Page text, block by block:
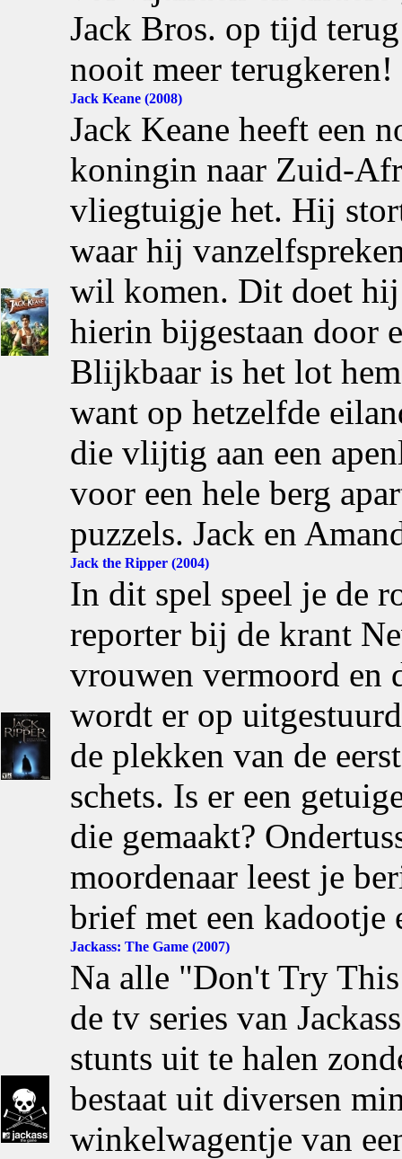
Jack Bros. op tijd
nooit meer terugkeren!
Jack Keane (2008)
Jack Keane heeft een
koningin naar Zuid-
vliegtuigje het. Hij
waar hij
wil komen. Dit doet
hierin bijgestaan door
Blijkbaar is het lot
want op hetzelfde
die vlijtig aan een
voor een hele berg
puzzels. Jack en
Jack the Ripper (2004)
In dit spel speel je de
reporter bij de krant
vrouwen vermoord en
wordt er op
de plekken van de
schets. Is er een
die gemaakt?
moordenaar leest je
brief met een kadootje
Jackass: The Game (2007)
Na alle "Don't Try
de tv series van
stunts uit te halen
bestaat uit diversen
winkelwagentje van